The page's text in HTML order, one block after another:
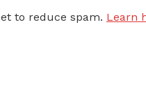
to reduce spam. Learn